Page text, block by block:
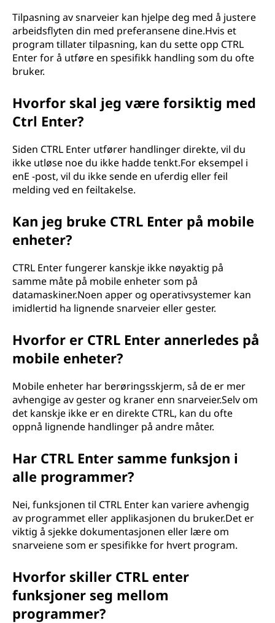
Tilpasning av snarveier kan hjelpe deg med å justere
arbeidsflyten din med preferansene dine.Hvis et
program tillater tilpasning, kan du sette opp CTRL
Enter for å utføre en spesifikk handling som du ofte
bruker.
Hvorfor skal jeg være forsiktig med
Ctrl Enter?
Siden CTRL Enter utfører handlinger direkte, vil du
ikke utløse noe du ikke hadde tenkt.For eksempel i
enE -post, vil du ikke sende en uferdig eller feil
melding ved en feiltakelse.
Kan jeg bruke CTRL Enter på mobile
enheter?
CTRL Enter fungerer kanskje ikke nøyaktig på
samme måte på mobile enheter som på
datamaskiner.Noen apper og operativsystemer kan
imidlertid ha lignende snarveier eller gester.
Hvorfor er CTRL Enter annerledes på
mobile enheter?
Mobile enheter har berøringsskjerm, så de er mer
avhengige av gester og kraner enn snarveier.Selv om
det kanskje ikke er en direkte CTRL, kan du ofte
oppnå lignende handlinger på andre måter.
Har CTRL Enter samme funksjon i
alle programmer?
Nei, funksjonen til CTRL Enter kan variere avhengig
av programmet eller applikasjonen du bruker.Det er
viktig å sjekke dokumentasjonen eller lære om
snarveiene som er spesifikke for hvert program.
Hvorfor skiller CTRL enter
funksjoner seg mellom
programmer?